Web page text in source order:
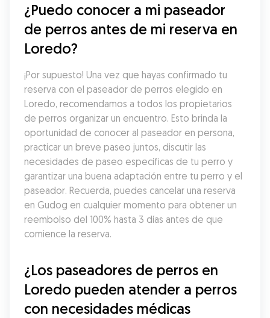
¿Puedo conocer a mi paseador
de perros antes de mi reserva en
Loredo?
¡Por supuesto! Una vez que hayas confirmado tu
reserva con el paseador de perros elegido en
Loredo, recomendamos a todos los propietarios
de perros organizar un encuentro. Esto brinda la
oportunidad de conocer al paseador en persona,
practicar un breve paseo juntos, discutir las
necesidades de paseo específicas de tu perro y
garantizar una buena adaptación entre tu perro y el
paseador. Recuerda, puedes cancelar una reserva
en Gudog en cualquier momento para obtener un
reembolso del 100% hasta 3 días antes de que
comience la reserva.
¿Los paseadores de perros en
Loredo pueden atender a perros
con necesidades médicas